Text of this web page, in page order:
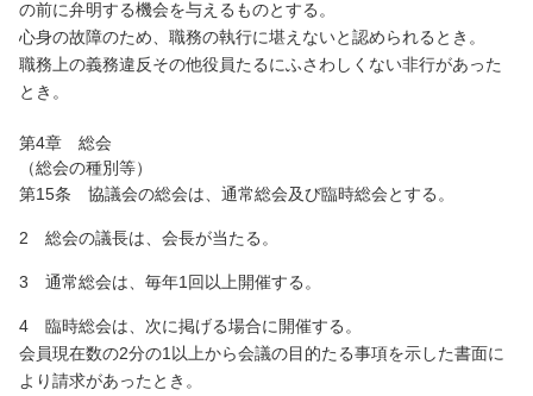
の前に弁明する機会を与えるものとする。
心身の故障のため、職務の執行に堪えないと認められるとき。
職務上の義務違反その他役員たるにふさわしくない非行があった
とき。
第4章 総会
（総会の種別等）
第15条 協議会の総会は、通常総会及び臨時総会とする。
2 総会の議長は、会長が当たる。
3 通常総会は、毎年1回以上開催する。
4 臨時総会は、次に掲げる場合に開催する。
会員現在数の2分の1以上から会議の目的たる事項を示した書面に
より請求があったとき。